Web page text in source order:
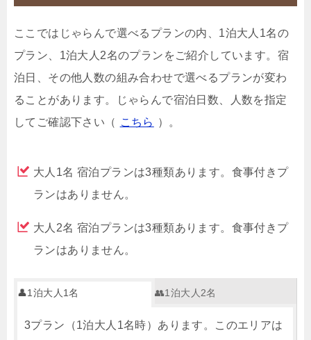
ここではじゃらんで選べるプランの内、1泊大人1名の
プラン、1泊大人2名のプランをご紹介しています。宿
泊日、その他人数の組み合わせで選べるプランが変わ
ることがあります。じゃらんで宿泊日数、人数を指定
してご確認下さい（ こちら ）。
大人1名 宿泊プランは3種類あります。食事付きプ
ランはありません。
大人2名 宿泊プランは3種類あります。食事付きプ
ランはありません。
👤1泊大人1名 👥1泊大人2名
3プラン（1泊大人1名時）あります。このエリアは